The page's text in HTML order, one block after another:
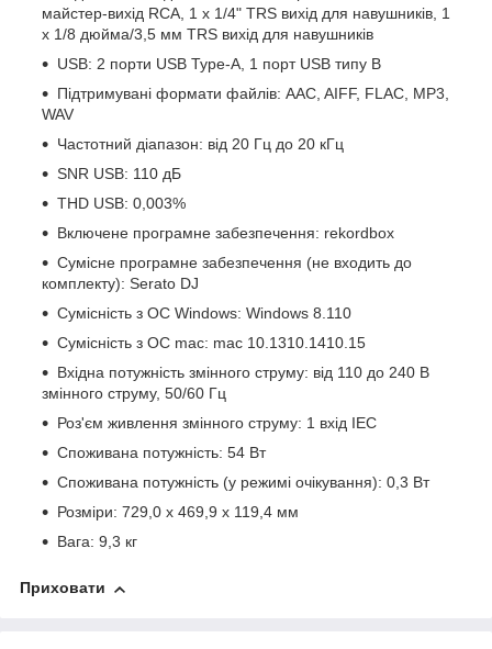
майстер-вихід RCA, 1 x 1/4" TRS вихід для навушників, 1
x 1/8 дюйма/3,5 мм TRS вихід для навушників
USB: 2 порти USB Type-A, 1 порт USB типу B
Підтримувані формати файлів: AAC, AIFF, FLAC, MP3,
WAV
Частотний діапазон: від 20 Гц до 20 кГц
SNR USB: 110 дБ
THD USB: 0,003%
Включене програмне забезпечення: rekordbox
Сумісне програмне забезпечення (не входить до
комплекту): Serato DJ
Сумісність з ОС Windows: Windows 8.110
Сумісність з ОС mac: mac 10.1310.1410.15
Вхідна потужність змінного струму: від 110 до 240 В
змінного струму, 50/60 Гц
Роз'єм живлення змінного струму: 1 вхід IEC
Споживана потужність: 54 Вт
Споживана потужність (у режимі очікування): 0,3 Вт
Розміри: 729,0 x 469,9 x 119,4 мм
Вага: 9,3 кг
Приховати